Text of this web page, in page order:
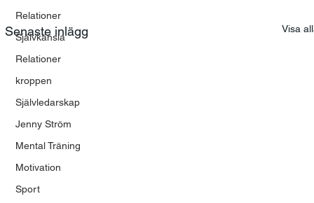
Relationer
Självkänsla
Relationer
kroppen
Självledarskap
Jenny Ström
Mental Träning
Motivation
Sport
Senaste inlägg Visa